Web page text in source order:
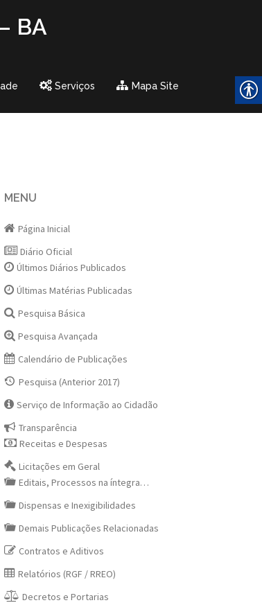
BA
Serviços Mapa Site
MENU
Página Inicial
Diário Oficial
Últimos Diários Publicados
Últimas Matérias Publicadas
Pesquisa Básica
Pesquisa Avançada
Calendário de Publicações
Pesquisa (Anterior 2017)
Serviço de Informação ao Cidadão
Transparência
Receitas e Despesas
Licitações em Geral
Editais, Processos na íntegra…
Dispensas e Inexigibilidades
Demais Publicações Relacionadas
Contratos e Aditivos
Relatórios (RGF / RREO)
Decretos e Portarias